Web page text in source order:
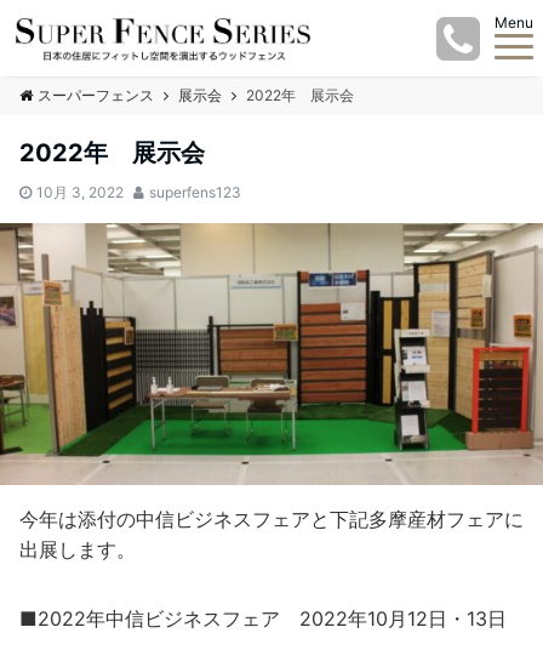
Menu
スーパーフェンス 展示会 2022年 展示会
2022年 展示会
10月 3, 2022 superfens123
今年は添付の中信ビジネスフェアと下記多摩産材フェアに
出展します。
■2022年中信ビジネスフェア 2022年10月12日・13日